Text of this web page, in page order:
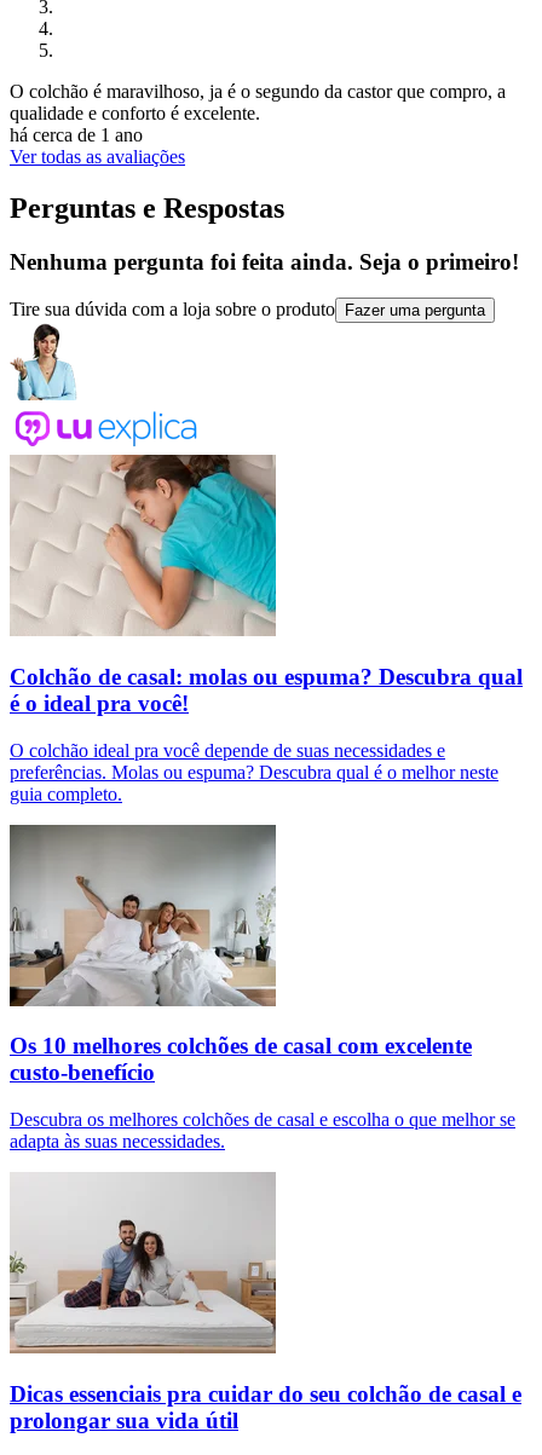
O colchão é maravilhoso, ja é o segundo da castor que compro, a
qualidade e conforto é excelente.
há cerca de 1 ano
Ver todas as avaliações
Perguntas e Respostas
Nenhuma pergunta foi feita ainda. Seja o primeiro!
Tire sua dúvida com a loja sobre o produto Fazer uma pergunta
Colchão de casal: molas ou espuma? Descubra qual
é o ideal pra você!
O colchão ideal pra você depende de suas necessidades e
preferências. Molas ou espuma? Descubra qual é o melhor neste
guia completo.
Os 10 melhores colchões de casal com excelente
custo-benefício
Descubra os melhores colchões de casal e escolha o que melhor se
adapta às suas necessidades.
Dicas essenciais pra cuidar do seu colchão de casal e
prolongar sua vida útil